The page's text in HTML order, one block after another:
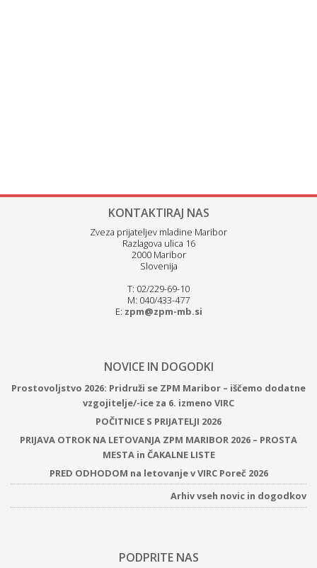
KONTAKTIRAJ NAS
Zveza prijateljev mladine Maribor
Razlagova ulica 16
2000 Maribor
Slovenija
T: 02/229-69-10
M: 040/433-477
E: zpm@zpm-mb.si
NOVICE IN DOGODKI
Prostovoljstvo 2026: Pridruži se ZPM Maribor – iščemo dodatne
vzgojitelje/-ice za 6. izmeno VIRC
POČITNICE S PRIJATELJI 2026
PRIJAVA OTROK NA LETOVANJA ZPM MARIBOR 2026 – PROSTA
MESTA in ČAKALNE LISTE
PRED ODHODOM na letovanje v VIRC Poreč 2026
Arhiv vseh novic in dogodkov
PODPRITE NAS